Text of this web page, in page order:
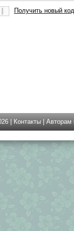
Получить новый код
| Контакты| Авторам